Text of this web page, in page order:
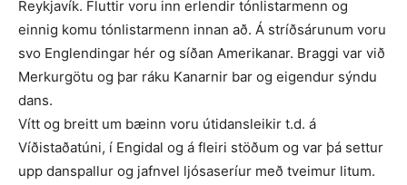
Reykjavík. Fluttir voru inn erlendir tónlistarmenn og
einnig komu tónlistarmenn innan að. Á stríðsárunum voru
svo Englendingar hér og síðan Amerikanar. Braggi var við
Merkurgötu og þar ráku Kanarnir bar og eigendur sýndu
dans.
Vítt og breitt um bæinn voru útidansleikir t.d. á
Víðistaðatúni, í Engidal og á fleiri stöðum og var þá settur
upp danspallur og jafnvel ljósaseríur með tveimur litum.